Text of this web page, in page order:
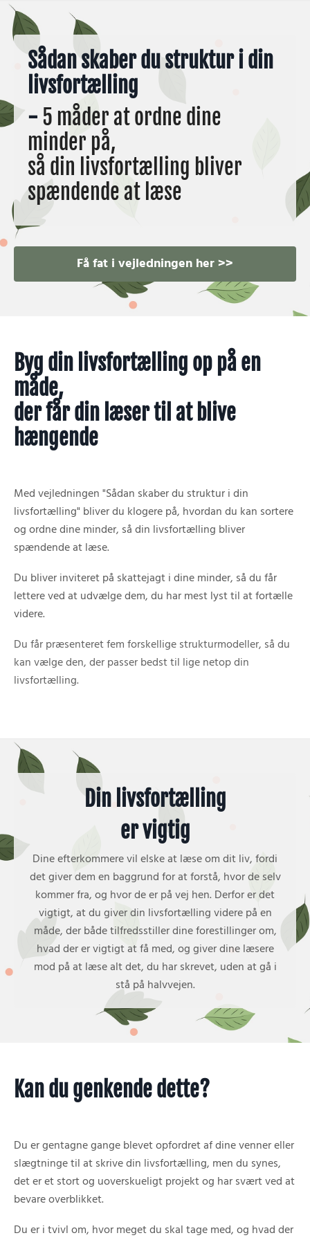
Sådan skaber du struktur i din
livsfortælling
- 5 måder at ordne dine
minder på,
så din livsfortælling bliver
spændende at læse
Få fat i vejledningen her >>
Byg din livsfortælling op på en
måde,
der får din læser til at blive
hængende
Med vejledningen "Sådan skaber du struktur i din
livsfortælling" bliver du klogere på, hvordan du kan sortere
og ordne dine minder, så din livsfortælling bliver
spændende at læse.
Du bliver inviteret på skattejagt i dine minder, så du får
lettere ved at udvælge dem, du har mest lyst til at fortælle
videre.
Du får præsenteret fem forskellige strukturmodeller, så du
kan vælge den, der passer bedst til lige netop din
livsfortælling.
Din livsfortælling
er vigtig
Dine efterkommere vil elske at læse om dit liv, fordi
det giver dem en baggrund for at forstå, hvor de selv
kommer fra, og hvor de er på vej hen. Derfor er det
vigtigt, at du giver din livsfortælling videre på en
måde, der både tilfredsstiller dine forestillinger om,
hvad der er vigtigt at få med, og giver dine læsere
mod på at læse alt det, du har skrevet, uden at gå i
stå på halvvejen.
Kan du genkende dette?
Du er gentagne gange blevet opfordret af dine venner eller
slægtninge til at skrive din livsfortælling, men du synes,
det er et stort og uoverskueligt projekt og har svært ved at
bevare overblikket.
Du er i tvivl om, hvor meget du skal tage med, og hvad der